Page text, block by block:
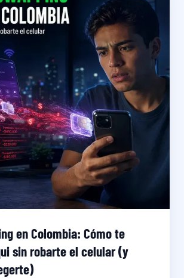
en Colombia: Cómo te
sin robarte el celular (y